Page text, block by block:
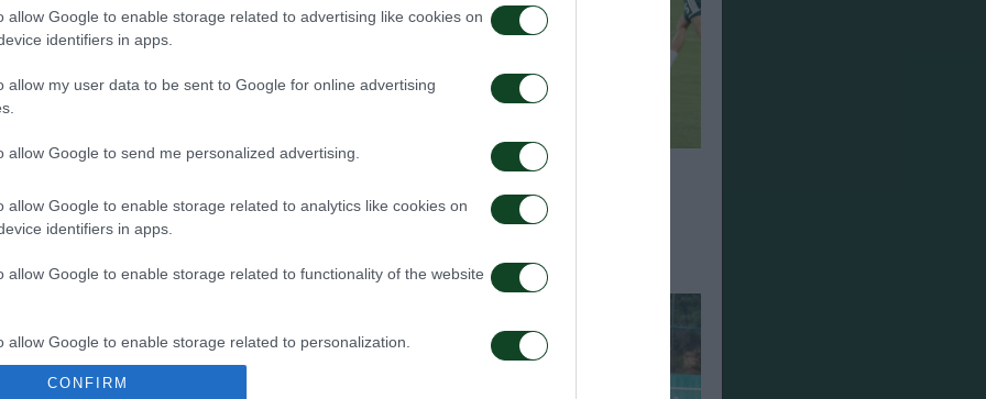
allow Google to enable storage related to advertising like cookies on
identifiers in apps.
allow my user data to be sent to Google for online advertising
allow Google to send me personalized advertising.
allow Google to enable storage related to analytics like cookies on
identifiers in apps.
allow Google to enable storage related to functionality of the website
allow Google to enable storage related to personalization.
CONFIRM
ΤΣΣΚΑ 1948
Ιατρική ενημέρωση για τον Ανδρέα
Τετέι